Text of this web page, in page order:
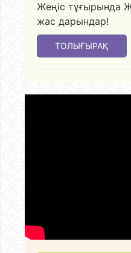
Жеңіс тұғырында
жас дарындар!
ТОЛЫҒЫРАҚ